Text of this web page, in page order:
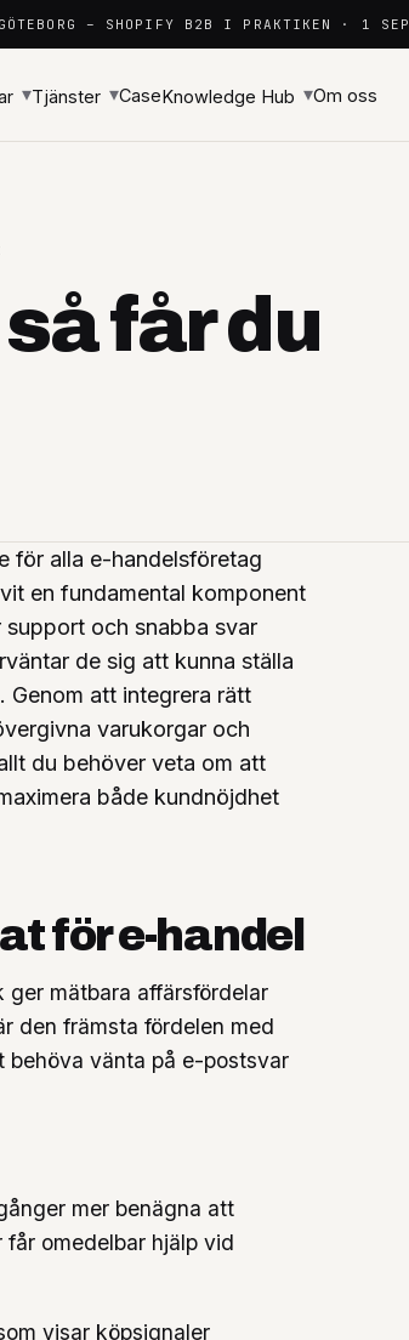
– SHOPIFY B2B I PRAKTIKEN · 1 SEP
▾Tjänster ▾CaseKnowledge Hub ▾Om oss
får du
för alla e-handelsföretag
en fundamental komponent
och snabba svar
de sig att kunna ställa
att integrera rätt
varukorgar och
du behöver veta om att
både kundnöjdhet
för e-handel
mätbara affärsfördelar
den främsta fördelen med
behöva vänta på e-postsvar
mer benägna att
omedelbar hjälp vid
visar köpsignaler